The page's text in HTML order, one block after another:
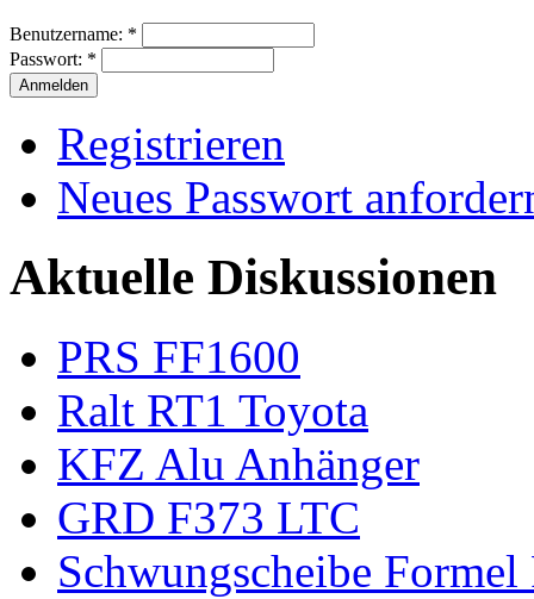
Benutzername: *
Passwort: *
Registrieren
Neues Passwort
Aktuelle Diskussionen
PRS FF1600
Ralt RT1 Toyota
KFZ Alu Anhänger
GRD F373 LTC
Schwungscheibe Formel